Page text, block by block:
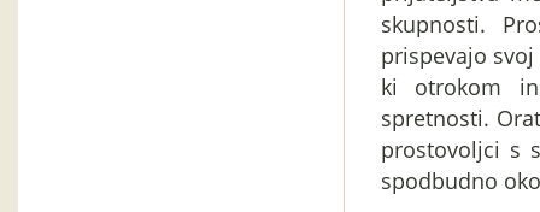
skupnosti.
prispevajo
ki otrokom
spretnosti.
prostovoljci s
spodbudno